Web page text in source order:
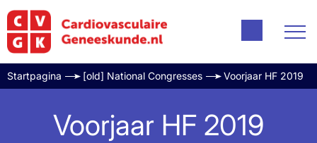
Startpagina [old] National Congresses Voorjaar HF 2019
Voorjaar HF 2019